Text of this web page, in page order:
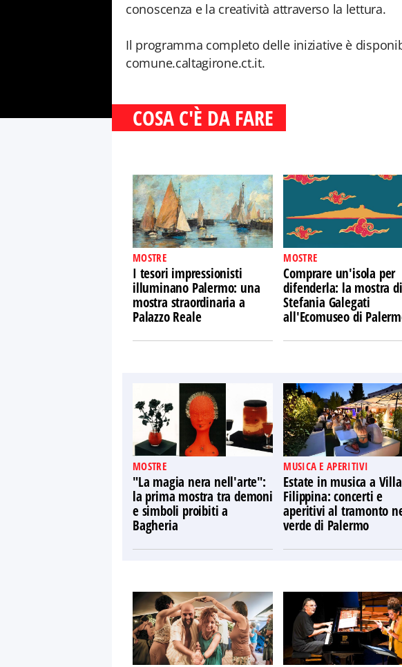
conoscenza e la creatività attraverso la lettura.
Il programma completo delle iniziative è
comune.caltagirone.ct.it.
COSA C'È DA FARE
MOSTRE
I tesori impressionisti
illuminano Palermo: una
mostra straordinaria a
Palazzo Reale
MOSTRE
Comprare un'isola per
difenderla: la mostra di
Stefania Galegati
all'Ecomuseo di
MOSTRE
"La magia nera nell'arte":
la prima mostra tra demoni
e simboli proibiti a
Bagheria
MUSICA E APERITIVI
Estate in musica a Villa
Filippina: concerti e
aperitivi al tramonto
verde di Palermo